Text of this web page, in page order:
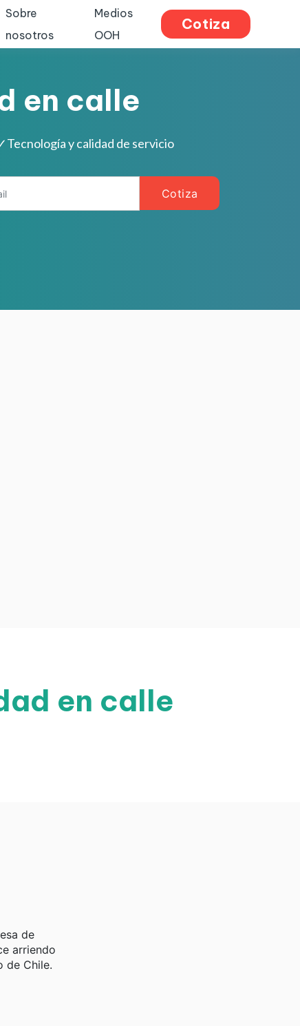
Sobre
nosotros
Medios
OOH
Cotiza
en calle
Tecnología y calidad de servicio
Cotiza
en calle
de
arriendo
de Chile.